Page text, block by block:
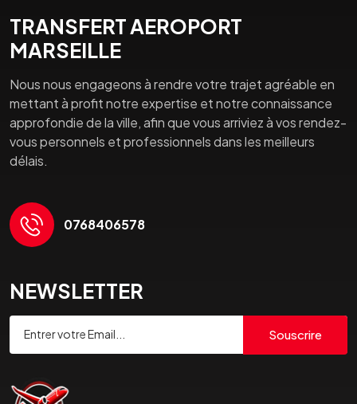
TRANSFERT AEROPORT
MARSEILLE
Nous nous engageons à rendre votre trajet agréable en
mettant à profit notre expertise et notre connaissance
approfondie de la ville, afin que vous arriviez à vos rendez-
vous personnels et professionnels dans les meilleurs
délais.
0768406578
NEWSLETTER
Souscrire